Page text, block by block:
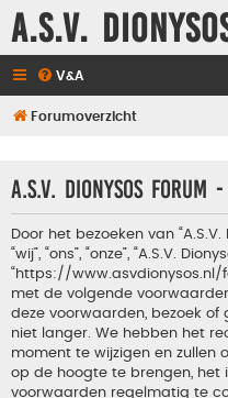
A.S.V.
V&A
Forumoverzicht
A.S.V. Dionysos Forum
Door het bezoeken van
“wij”, “ons”, “onze”, “A.S.V.
“https://www.asvdionysos.nl/
met de volgende
deze voorwaarden, bezoek of
niet langer. We hebben het
moment te wijzigen en zullen
op de hoogte te brengen, het
voorwaarden regelmatig te